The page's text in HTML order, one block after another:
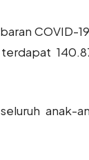
COVID-
terdapat
anak-